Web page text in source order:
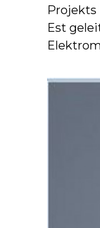
Projekts
Est